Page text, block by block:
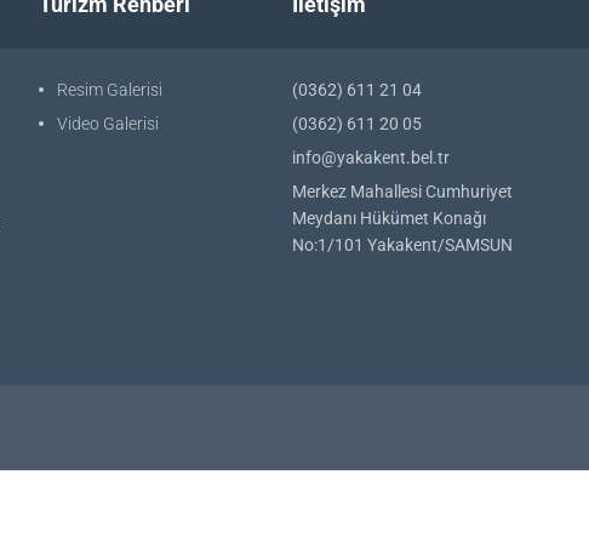
Resim Galerisi
Video Galerisi
(0362) 611 21 04
(0362) 611 20 05
info@yakakent.bel.tr
Merkez Mahallesi Cumhuriyet
Meydanı Hükümet Konağı
No:1/101 Yakakent/SAMSUN